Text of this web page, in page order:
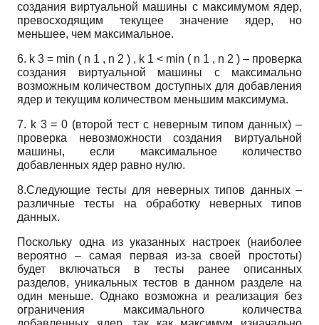
создания виртуальной машины с максимумом ядер,
превосходящим текущее значение ядер, но
меньшее, чем максимальное.
6. k 3 = min ( n 1 , n 2 ) , k 1 < min ( n 1 , n 2 ) – проверка
создания виртуальной машины с максимально
возможным количеством доступных для добавления
ядер и текущим количеством меньшим максимума.
7. k 3 = 0 (второй тест с неверным типом данных) –
проверка невозможности создания виртуальной
машины, если максимальное количество
добавленных ядер равно нулю.
8.Следующие тесты для неверных типов данных –
различные тесты на обработку неверных типов
данных.
Поскольку одна из указанных настроек (наиболее
вероятно – самая первая из-за своей простоты)
будет включаться в тесты ранее описанных
разделов, уникальных тестов в данном разделе на
один меньше. Однако возможна и реализация без
ограничения максимального количества